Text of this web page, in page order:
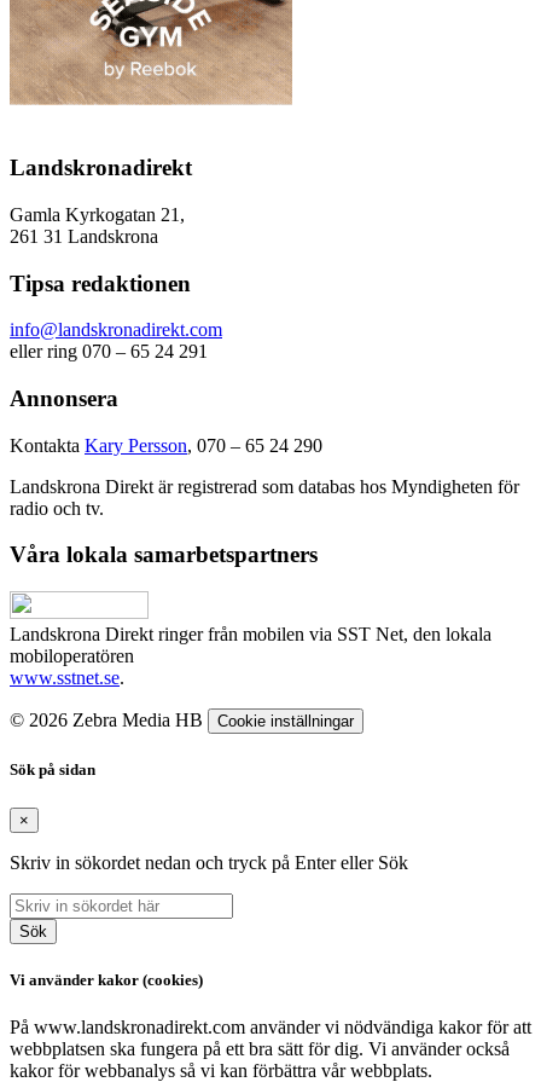
Landskronadirekt
Gamla Kyrkogatan 21,
261 31 Landskrona
Tipsa redaktionen
info@landskronadirekt.com
eller ring 070 – 65 24 291
Annonsera
Kontakta Kary Persson, 070 – 65 24 290
Landskrona Direkt är registrerad som databas hos Myndigheten för
radio och tv.
Våra lokala samarbetspartners
Landskrona Direkt ringer från mobilen via SST Net, den lokala
mobiloperatören
www.sstnet.se.
© 2026 Zebra Media HB Cookie inställningar
Sök på sidan
×
Skriv in sökordet nedan och tryck på Enter eller Sök
Sök
Vi använder kakor (cookies)
På www.landskronadirekt.com använder vi nödvändiga kakor för att
webbplatsen ska fungera på ett bra sätt för dig. Vi använder också
kakor för webbanalys så vi kan förbättra vår webbplats.